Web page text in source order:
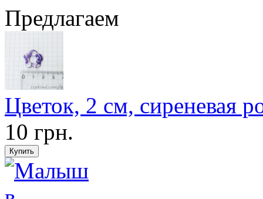
Предлагаем
Цветок, 2 см, сиреневая
10 грн.